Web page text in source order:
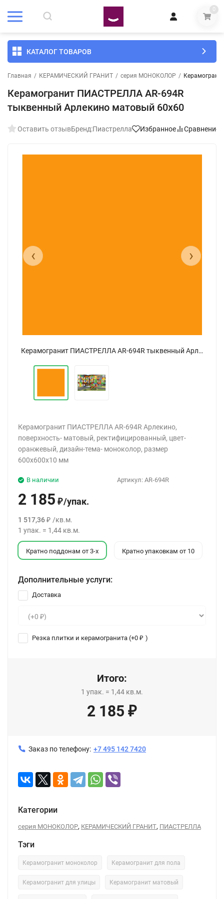
0
КАТАЛОГ ТОВАРОВ
Главная / КЕРАМИЧЕСКИЙ ГРАНИТ / серия МОНОКОЛОР /
Керамогранит ПИАСТРЕЛЛА AR-694R
тыквенный Арлекино матовый 60x60
Оставить отзывБренд:Пиастрелла Избранное Сравнение
Керамогранит ПИАСТРЕЛЛА AR-694R тыквенный Арлекино матовый 60x60
‹ ›
Керамогранит ПИАСТРЕЛЛА AR-694R Арлекино,
поверхность- матовый, ректифицированный, цвет-
оранжевый, дизайн-тема- моноколор, размер
600x600x10 мм
Артикул: AR-694R
В наличии
2 185 ₽/упак.
1 517,36 ₽ /кв.м.
1 упак. = 1,44 кв.м.
Кратно поддонам от 3-х Кратно упаковкам от 10
Дополнительные услуги:
Доставка
Резка плитки и керамогранита (+0 ₽ )
Итого:
1 упак. = 1,44 кв.м.
2 185 ₽
Заказ по телефону: +7 495 142 7420
Категории
серия МОНОКОЛОР, КЕРАМИЧЕСКИЙ ГРАНИТ, ПИАСТРЕЛЛА
Тэги
Керамогранит моноколор Керамогранит для пола
Керамогранит для улицы Керамогранит матовый